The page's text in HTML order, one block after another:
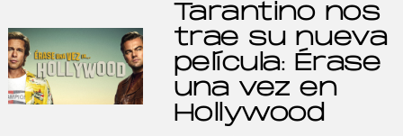
Tarantino nos
trae su nueva
película: Érase
una vez en
Hollywood